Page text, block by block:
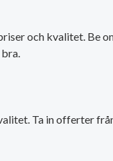
och kvalitet.
Ta in offerter